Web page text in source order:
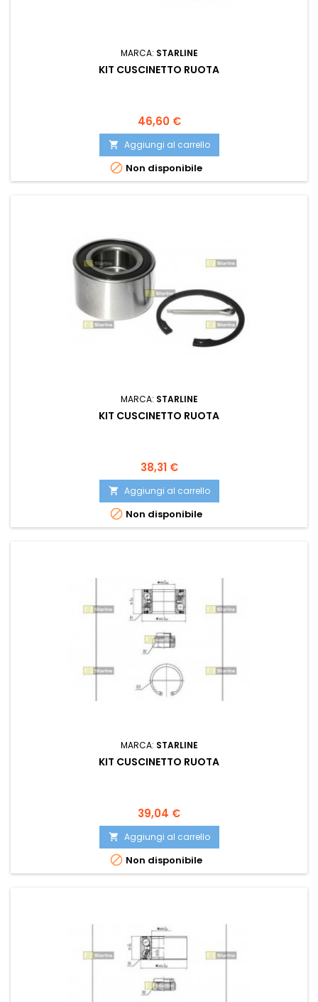
MARCA: STARLINE
KIT CUSCINETTO RUOTA
Prezzo
46,60 €
 Aggiungi al carrello
 Non disponibile
MARCA: STARLINE
KIT CUSCINETTO RUOTA
Prezzo
38,31 €
 Aggiungi al carrello
 Non disponibile
MARCA: STARLINE
KIT CUSCINETTO RUOTA
Prezzo
39,04 €
 Aggiungi al carrello
 Non disponibile